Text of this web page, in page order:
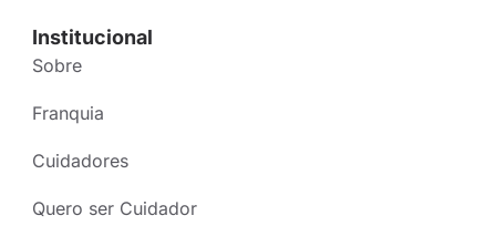
Institucional
Sobre
Franquia
Cuidadores
Quero ser Cuidador